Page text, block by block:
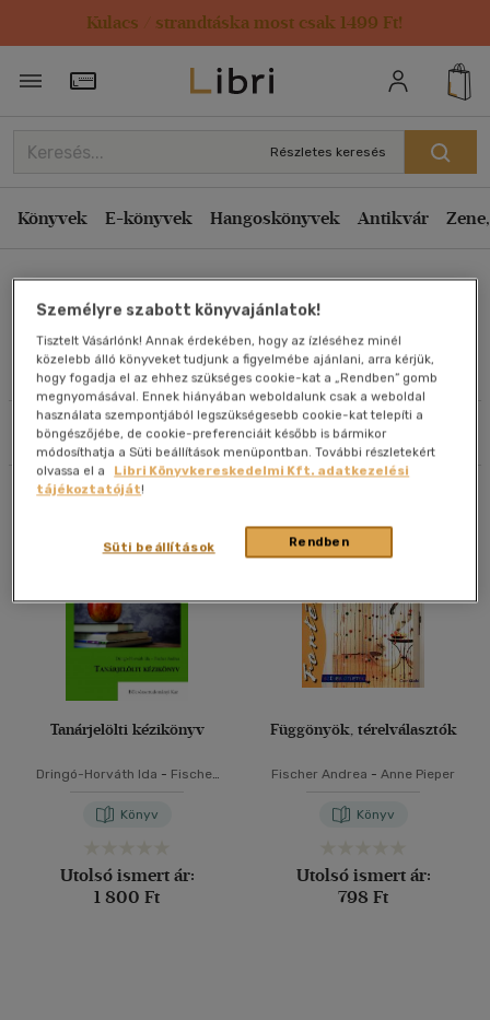
Kulacs / strandtáska most csak 1499 Ft!
Törzsvásárlói Kártya adatai
Részletes keresés
Könyvek E-könyvek Hangoskönyvek Antikvár
Művei
Szűrés Rendezés
Rendezés
Kiadás éve szerint csökkenő
Ár szerint csökkenő
Eladott darabszám szerint csökkenő
Eladott darabszám szerint növekvő
Cím szerint A-Z
Szerző szerint A-Z
Megjelenítés
20 db / oldal
Alkalmaz
Tanárjelölti kézikönyv
Dringó-Horváth Ida - Fischer
Könyv
Utolsó ismert ár:
1 800 Ft
Függönyök, térelválasztók
Fischer Andrea - Anne Pieper
Könyv
Utolsó ismert ár:
798 Ft
Személyre szabott könyvajánlatok!
Tisztelt Vásárlónk! Annak érdekében, hogy az ízléséhez minél
közelebb álló könyveket tudjunk a figyelmébe ajánlani, arra kérjük,
hogy fogadja el az ehhez szükséges cookie-kat a „Rendben” gomb
megnyomásával. Ennek hiányában weboldalunk csak a weboldal
használata szempontjából legszükségesebb cookie-kat telepíti a
böngészőjébe, de cookie-preferenciáit később is bármikor
módosíthatja a Süti beállítások menüpontban. További részletekért
olvassa el a
Libri Könyvkereskedelmi Kft. adatkezelési
tájékoztatóját!
Rendben
Süti beállítások